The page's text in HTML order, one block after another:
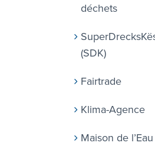
déchets
(SDK)
Fairtrade
Klima-Agence
Maison de